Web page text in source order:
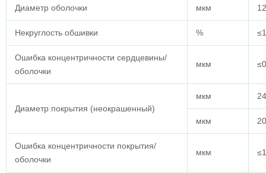
Диаметр оболочки мкм
Некруглость обшивки %
Ошибка концентричности сердцевины/
оболочки
мкм
Диаметр покрытия (неокрашенный)
мкм
мкм
Ошибка концентричности покрытия/
оболочки
мкм